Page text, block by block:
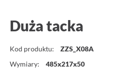
Duża tacka
Kod produktu:
ZZS_X08A
Wymiary:
485x217x50